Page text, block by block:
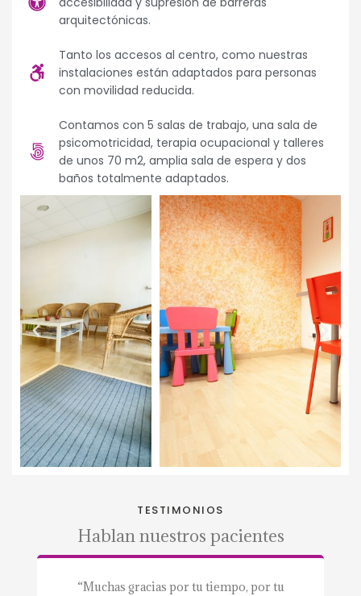
arquitectónicas.
Tanto los accesos al centro, como nuestras
instalaciones están adaptados para personas
con movilidad reducida.
Contamos con 5 salas de trabajo, una sala de
psicomotricidad, terapia ocupacional y talleres
de unos 70 m2, amplia sala de espera y dos
baños totalmente adaptados.
TESTIMONIOS
Hablan nuestros pacientes
“Muchas gracias por tu tiempo, por tu